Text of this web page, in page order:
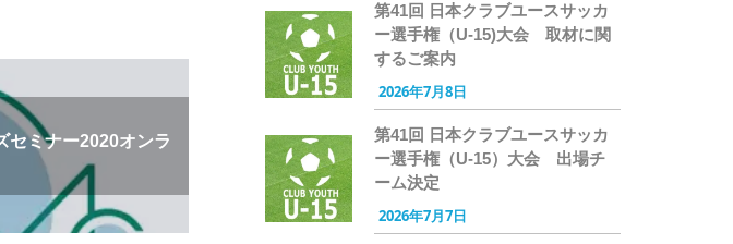
セミナー2020オンラ
第41回 日本クラブユースサッカ
ー選手権（U-15)大会 取材に関
するご案内
2026年7月8日
第41回 日本クラブユースサッカ
ー選手権（U-15）大会 出場チ
ーム決定
2026年7月7日